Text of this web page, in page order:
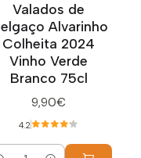
Valados de
Alvarinho
Colheita 2024
Vinho Verde
Branco 75cl
9,90€
4.2